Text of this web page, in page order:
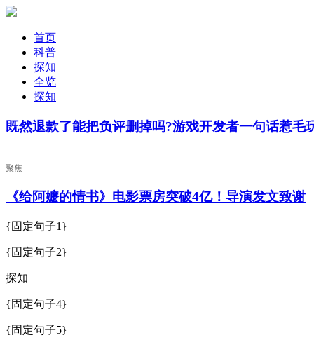
首页
科普
探知
全览
探知
既然退款了能把负评删掉吗?游戏开发者一句话惹毛
聚焦
《给阿嬷的情书》电影票房突破4亿！导演发文致谢
{固定句子1}
{固定句子2}
探知
{固定句子4}
{固定句子5}